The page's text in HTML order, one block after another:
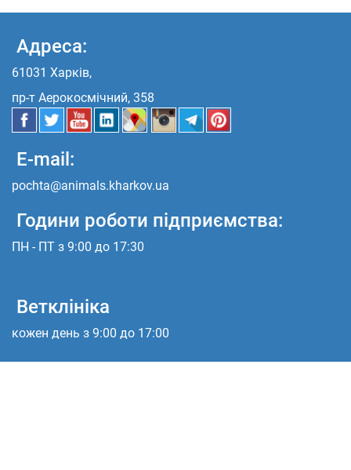
Адреса:
61031 Харків,
пр-т Аерокосмічний, 358
E-mail:
pochta@animals.kharkov.ua
Години роботи підприємства:
ПН - ПТ з 9:00 до 17:30
Ветклініка
кожен день з 9:00 до 17:00